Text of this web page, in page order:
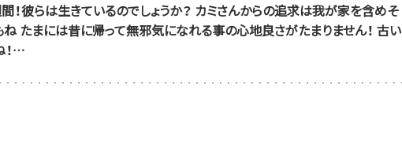
彼らは生きているのでしょうか？ カミさんからの追求は我が家を含めそ
ね たまには昔に帰って無邪気になれる事の心地良さがたまりません！ 古い
！…